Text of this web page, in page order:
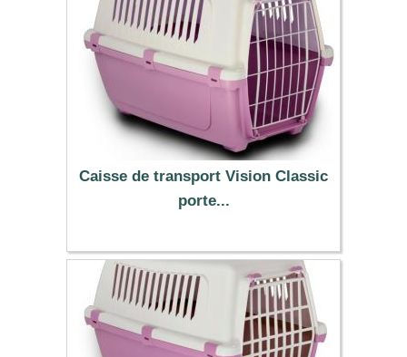
Caisse de transport Vision Classic
porte...
13.90 €